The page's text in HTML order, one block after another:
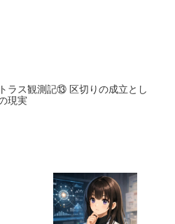
ラス観測記⑬ 区切りの成立とし
現実